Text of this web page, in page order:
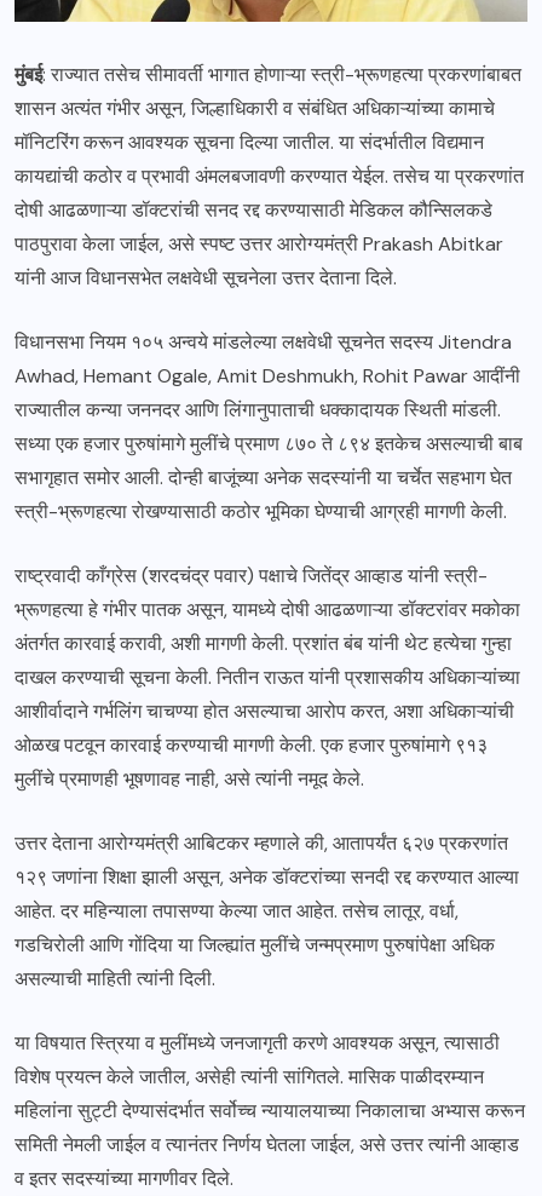
मुंबई: राज्यात तसेच सीमावर्ती भागात होणाऱ्या स्त्री-भ्रूणहत्या प्रकरणांबाबत
शासन अत्यंत गंभीर असून, जिल्हाधिकारी व संबंधित अधिकाऱ्यांच्या कामाचे
मॉनिटरिंग करून आवश्यक सूचना दिल्या जातील. या संदर्भातील विद्यमान
कायद्यांची कठोर व प्रभावी अंमलबजावणी करण्यात येईल. तसेच या प्रकरणांत
दोषी आढळणाऱ्या डॉक्टरांची सनद रद्द करण्यासाठी मेडिकल कौन्सिलकडे
पाठपुरावा केला जाईल, असे स्पष्ट उत्तर आरोग्यमंत्री Prakash Abitkar
यांनी आज विधानसभेत लक्षवेधी सूचनेला उत्तर देताना दिले.
विधानसभा नियम १०५ अन्वये मांडलेल्या लक्षवेधी सूचनेत सदस्य Jitendra
Awhad, Hemant Ogale, Amit Deshmukh, Rohit Pawar आदींनी
राज्यातील कन्या जननदर आणि लिंगानुपाताची धक्कादायक स्थिती मांडली.
सध्या एक हजार पुरुषांमागे मुलींचे प्रमाण ८७० ते ८९४ इतकेच असल्याची बाब
सभागृहात समोर आली. दोन्ही बाजूंच्या अनेक सदस्यांनी या चर्चेत सहभाग घेत
स्त्री-भ्रूणहत्या रोखण्यासाठी कठोर भूमिका घेण्याची आग्रही मागणी केली.
राष्ट्रवादी काँग्रेस (शरदचंद्र पवार) पक्षाचे जितेंद्र आव्हाड यांनी स्त्री-
भ्रूणहत्या हे गंभीर पातक असून, यामध्ये दोषी आढळणाऱ्या डॉक्टरांवर मकोका
अंतर्गत कारवाई करावी, अशी मागणी केली. प्रशांत बंब यांनी थेट हत्येचा गुन्हा
दाखल करण्याची सूचना केली. नितीन राऊत यांनी प्रशासकीय अधिकाऱ्यांच्या
आशीर्वादाने गर्भलिंग चाचण्या होत असल्याचा आरोप करत, अशा अधिकाऱ्यांची
ओळख पटवून कारवाई करण्याची मागणी केली. एक हजार पुरुषांमागे ९१३
मुलींचे प्रमाणही भूषणावह नाही, असे त्यांनी नमूद केले.
उत्तर देताना आरोग्यमंत्री आबिटकर म्हणाले की, आतापर्यंत ६२७ प्रकरणांत
१२९ जणांना शिक्षा झाली असून, अनेक डॉक्टरांच्या सनदी रद्द करण्यात आल्या
आहेत. दर महिन्याला तपासण्या केल्या जात आहेत. तसेच लातूर, वर्धा,
गडचिरोली आणि गोंदिया या जिल्ह्यांत मुलींचे जन्मप्रमाण पुरुषांपेक्षा अधिक
असल्याची माहिती त्यांनी दिली.
या विषयात स्त्रिया व मुलींमध्ये जनजागृती करणे आवश्यक असून, त्यासाठी
विशेष प्रयत्न केले जातील, असेही त्यांनी सांगितले. मासिक पाळीदरम्यान
महिलांना सुट्टी देण्यासंदर्भात सर्वोच्च न्यायालयाच्या निकालाचा अभ्यास करून
समिती नेमली जाईल व त्यानंतर निर्णय घेतला जाईल, असे उत्तर त्यांनी आव्हाड
व इतर सदस्यांच्या मागणीवर दिले.